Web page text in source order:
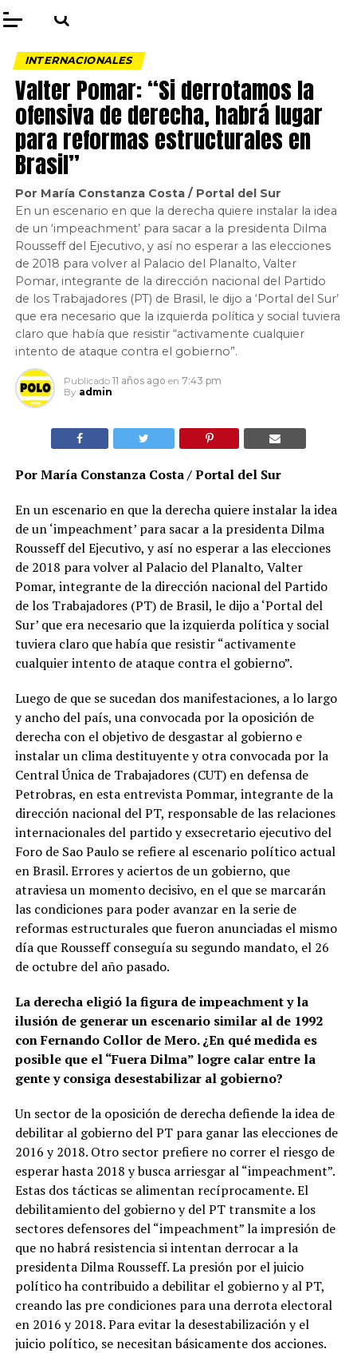
INTERNACIONALES
Valter Pomar: “Si derrotamos la
ofensiva de derecha, habrá lugar
para reformas estructurales en
Brasil”
Por María Constanza Costa / Portal del Sur
En un escenario en que la derecha quiere instalar la idea
de un ‘impeachment’ para sacar a la presidenta Dilma
Rousseff del Ejecutivo, y así no esperar a las elecciones
de 2018 para volver al Palacio del Planalto, Valter
Pomar, integrante de la dirección nacional del Partido
de los Trabajadores (PT) de Brasil, le dijo a ‘Portal del Sur’
que era necesario que la izquierda política y social tuviera
claro que había que resistir “activamente cualquier
intento de ataque contra el gobierno”.
Publicado 11 años ago en 7:43 pm
By admin
Por María Constanza Costa / Portal del Sur
En un escenario en que la derecha quiere instalar la idea
de un ‘impeachment’ para sacar a la presidenta Dilma
Rousseff del Ejecutivo, y así no esperar a las elecciones
de 2018 para volver al Palacio del Planalto, Valter
Pomar, integrante de la dirección nacional del Partido
de los Trabajadores (PT) de Brasil, le dijo a ‘Portal del
Sur’ que era necesario que la izquierda política y social
tuviera claro que había que resistir “activamente
cualquier intento de ataque contra el gobierno”.
Luego de que se sucedan dos manifestaciones, a lo largo
y ancho del país, una convocada por la oposición de
derecha con el objetivo de desgastar al gobierno e
instalar un clima destituyente y otra convocada por la
Central Única de Trabajadores (CUT) en defensa de
Petrobras, en esta entrevista Pommar, integrante de la
dirección nacional del PT, responsable de las relaciones
internacionales del partido y exsecretario ejecutivo del
Foro de Sao Paulo se refiere al escenario político actual
en Brasil. Errores y aciertos de un gobierno, que
atraviesa un momento decisivo, en el que se marcarán
las condiciones para poder avanzar en la serie de
reformas estructurales que fueron anunciadas el mismo
día que Rousseff conseguía su segundo mandato, el 26
de octubre del año pasado.
La derecha eligió la figura de impeachment y la
ilusión de generar un escenario similar al de 1992
con Fernando Collor de Mero. ¿En qué medida es
posible que el “Fuera Dilma” logre calar entre la
gente y consiga desestabilizar al gobierno?
Un sector de la oposición de derecha defiende la idea de
debilitar al gobierno del PT para ganar las elecciones de
2016 y 2018. Otro sector prefiere no correr el riesgo de
esperar hasta 2018 y busca arriesgar al “impeachment”.
Estas dos tácticas se alimentan recíprocamente. El
debilitamiento del gobierno y del PT transmite a los
sectores defensores del “impeachment” la impresión de
que no habrá resistencia si intentan derrocar a la
presidenta Dilma Rousseff. La presión por el juicio
político ha contribuido a debilitar el gobierno y al PT,
creando las pre condiciones para una derrota electoral
en 2016 y 2018. Para evitar la desestabilización y el
juicio político, se necesitan básicamente dos acciones.